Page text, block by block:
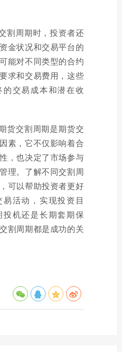
割周期时，投资者还
金状况和交易平台的
能对不同类型的合约
求和交易费用，这些
交易成本和潜在收
货交割周期是期货交
素，它不仅影响着合
，也决定了市场参与
理。了解不同交割周
可以帮助投资者更好
活动，实现投资目
机还是长期套期保
割周期都是成功的关